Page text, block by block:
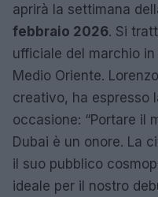
aprirà la settimana
febbraio 2026. Si
ufficiale del marchio
Medio Oriente.
creativo, ha espresso
occasione: “Portare il
Dubai è un onore. La
il suo pubblico
ideale per il nostro